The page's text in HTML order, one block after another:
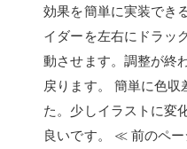
効果を簡単に実装でき
イダーを左右にドラッ
動させます。調整が
戻ります。 簡単に色収
た。少しイラストに変
良いです。 ≪ 前のペー